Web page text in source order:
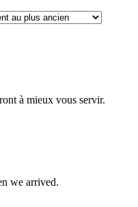
à mieux vous servir.
we arrived.